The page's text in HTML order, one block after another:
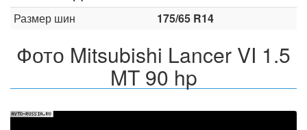
Размер шин 175/65 R14
Фото Mitsubishi Lancer VI 1.5
MT 90 hp
Назад